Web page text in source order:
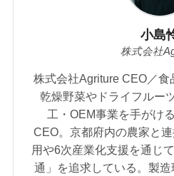
小島
株式会社
株式会社Agriture CEO／食
乾燥野菜やドライフルー
工・OEM事業を手がけ
CEO。京都府内の農家と
用や6次産業化支援を通じ
通」を追求している。製